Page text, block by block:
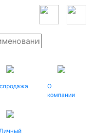
О
компании